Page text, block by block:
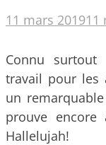
11 mars 201911
Connu
travail pour les
un
prouve
Hallelujah!